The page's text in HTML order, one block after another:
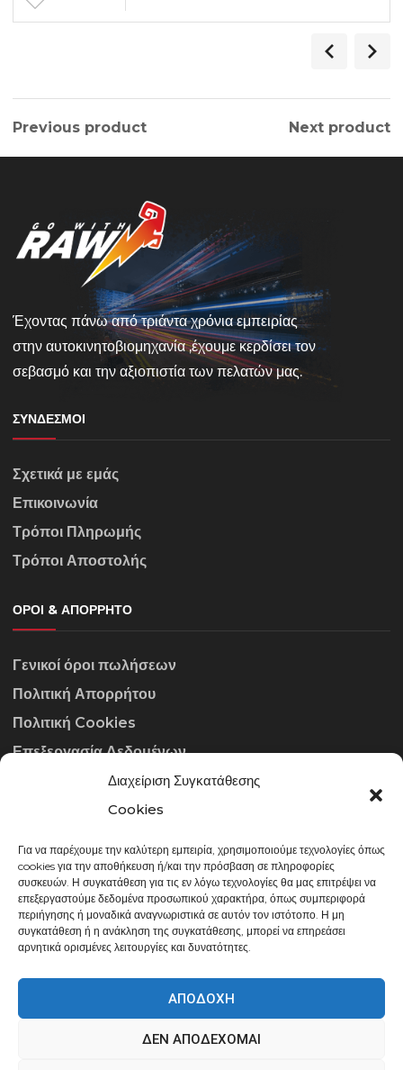
Διαχείριση Συγκατάθεσης
Cookies
Για να παρέχουμε την καλύτερη εμπειρία, χρησιμοποιούμε τεχνολογίες όπως
cookies για την αποθήκευση ή/και την πρόσβαση σε πληροφορίες
συσκευών. Η συγκατάθεση για τις εν λόγω τεχνολογίες θα μας επιτρέψει να
επεξεργαστούμε δεδομένα προσωπικού χαρακτήρα, όπως συμπεριφορά
περιήγησης ή μοναδικά αναγνωριστικά σε αυτόν τον ιστότοπο. Η μη
συγκατάθεση ή η ανάκληση της συγκατάθεσης, μπορεί να επηρεάσει
αρνητικά ορισμένες λειτουργίες και δυνατότητες.
ΑΠΟΔΟΧΉ
ΔΕΝ ΑΠΟΔΈΧΟΜΑΙ
Previous product Next product
Έχοντας πάνω από τριάντα χρόνια εμπειρίας
στην αυτοκινητοβιομηχανία ,έχουμε κερδίσει τον
σεβασμό και την αξιοπιστία των πελατών μας.
ΣΎΝΔΕΣΜΟΙ
Σχετικά με εμάς
Επικοινωνία
Τρόποι Πληρωμής
Τρόποι Αποστολής
ΌΡΟΙ & ΑΠΌΡΡΗΤΟ
Γενικοί όροι πωλήσεων
Πολιτική Απορρήτου
Πολιτική Cookies
Επεξεργασία Δεδομένων
info@gowithraw.gr
24310 35062
Δευ. - Παρ. 08:00 - 20:00
gowithraw.gr © 2020 | Powered by